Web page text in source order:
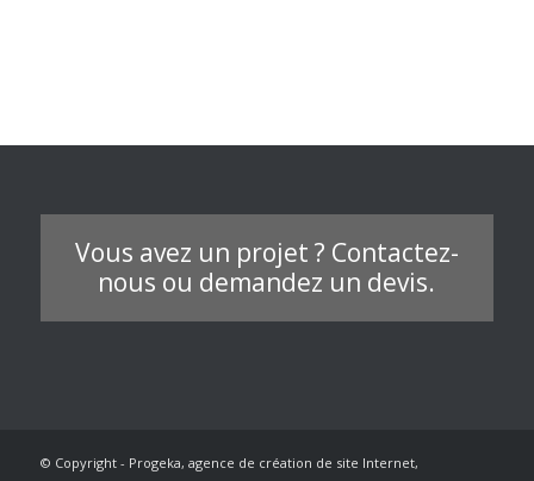
Vous avez un projet ? Contactez-
nous ou demandez un devis.
© Copyright - Progeka, agence de création de site Internet,